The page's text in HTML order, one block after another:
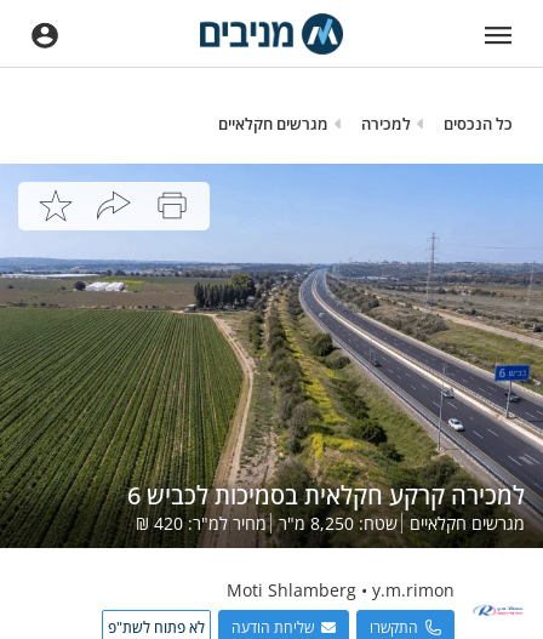
כל הנכסים למכירה מגרשים חקלאיים
למכירה קרקע חקלאית בסמיכות לכביש 6
מגרשים חקלאיים שטח:8,250מ"ר מחיר למ"ר:420
₪
Moti Shlamberg • y.m.rimon
התקשרו שליחת הודעה לא פתוח לשת"פ